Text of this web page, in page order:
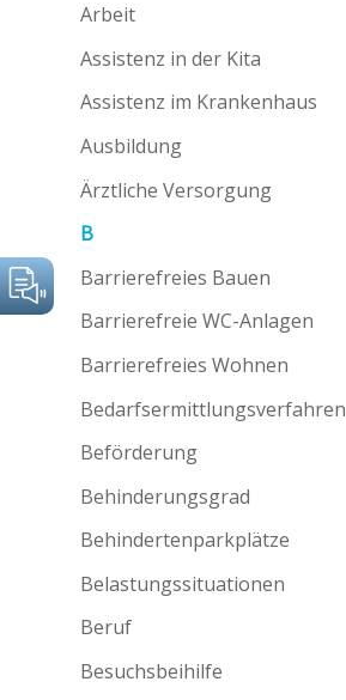
Arbeit
Assistenz in der Kita
Assistenz im Krankenhaus
Ausbildung
Ärztliche Versorgung
B
Barrierefreies Bauen
Barrierefreie WC-Anlagen
Barrierefreies Wohnen
Bedarfsermittlungsverfahren
Beförderung
Behinderungsgrad
Behindertenparkplätze
Belastungssituationen
Beruf
Besuchsbeihilfe